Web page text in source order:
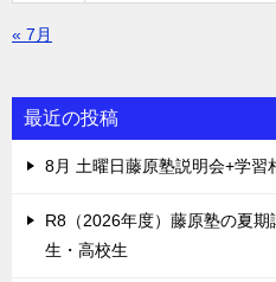
« 7月
最近の投稿
8月 土曜日藤原塾説明会+学習
R8（2026年度）藤原塾の夏
生・高校生